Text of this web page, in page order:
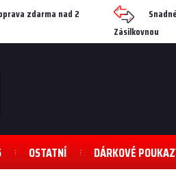
zdarma nad 2
Zásilkovnou
OSTATNÍ DÁRKOVÉ